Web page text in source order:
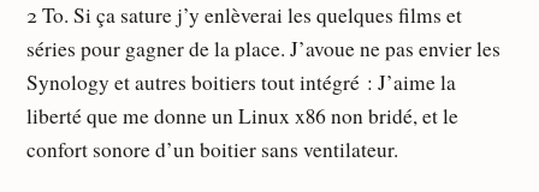
2 To. Si ça sature j’y enlèverai les quelques films et
séries pour gagner de la place. J’avoue ne pas envier les
Synology et autres boitiers tout intégré : J’aime la
liberté que me donne un Linux x86 non bridé, et le
confort sonore d’un boitier sans ventilateur.